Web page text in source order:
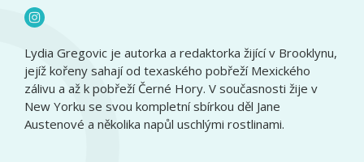
Lydia Gregovic je autorka a redaktorka žijící v Brooklynu,
jejíž kořeny sahají od texaského pobřeží Mexického
zálivu a až k pobřeží Černé Hory. V současnosti žije v
New Yorku se svou kompletní sbírkou děl Jane
Austenové a několika napůl uschlými rostlinami.